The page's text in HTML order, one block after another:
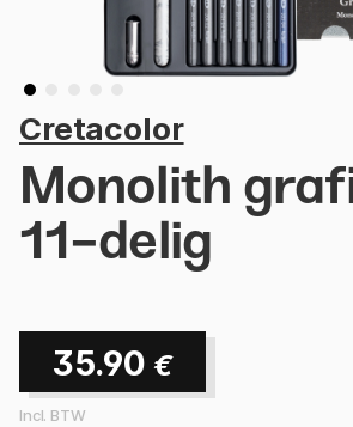
Cretacolor
Monolith
11-delig
35.90 €
Incl. BTW